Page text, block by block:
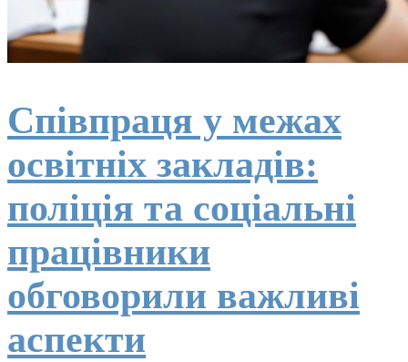
Співпраця у межах
освітніх закладів:
поліція та соціальні
працівники
обговорили важливі
аспекти